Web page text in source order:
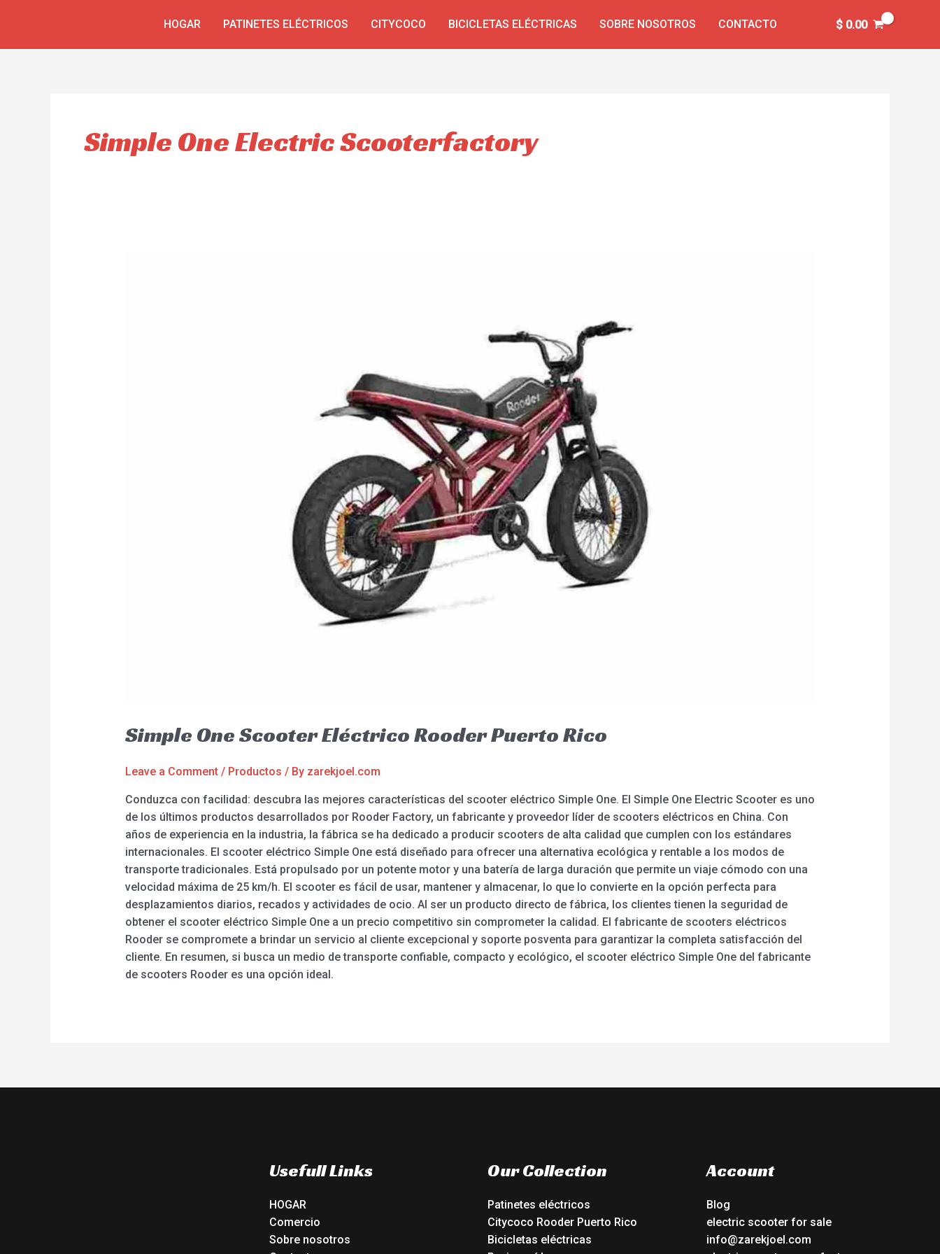
HOGAR PATINETES ELÉCTRICOS CITYCOCO BICICLETAS ELÉCTRICAS SOBRE NOSOTROS CONTACTO $0.00
Simple One Electric Scooterfactory
Simple One Scooter Eléctrico Rooder Puerto Rico
Leave a Comment / Productos / By zarekjoel.com
Conduzca con facilidad: descubra las mejores características del scooter eléctrico Simple One. El Simple One Electric Scooter es uno
de los últimos productos desarrollados por Rooder Factory, un fabricante y proveedor líder de scooters eléctricos en China. Con
años de experiencia en la industria, la fábrica se ha dedicado a producir scooters de alta calidad que cumplen con los estándares
internacionales. El scooter eléctrico Simple One está diseñado para ofrecer una alternativa ecológica y rentable a los modos de
transporte tradicionales. Está propulsado por un potente motor y una batería de larga duración que permite un viaje cómodo con una
velocidad máxima de 25 km/h. El scooter es fácil de usar, mantener y almacenar, lo que lo convierte en la opción perfecta para
desplazamientos diarios, recados y actividades de ocio. Al ser un producto directo de fábrica, los clientes tienen la seguridad de
obtener el scooter eléctrico Simple One a un precio competitivo sin comprometer la calidad. El fabricante de scooters eléctricos
Rooder se compromete a brindar un servicio al cliente excepcional y soporte posventa para garantizar la completa satisfacción del
cliente. En resumen, si busca un medio de transporte confiable, compacto y ecológico, el scooter eléctrico Simple One del fabricante
de scooters Rooder es una opción ideal.
Usefull Links
HOGAR
Comercio
Sobre nosotros
Our Collection
Patinetes eléctricos
Citycoco Rooder Puerto Rico
Bicicletas eléctricas
Account
Blog
electric scooter for sale
info@zarekjoel.com